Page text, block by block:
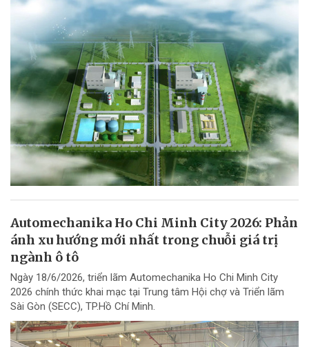
Automechanika Ho Chi Minh City 2026: Phản
ánh xu hướng mới nhất trong chuỗi giá trị
ngành ô tô
Ngày 18/6/2026, triển lãm Automechanika Ho Chi Minh City
2026 chính thức khai mạc tại Trung tâm Hội chợ và Triển lãm
Sài Gòn (SECC), TP.Hồ Chí Minh.